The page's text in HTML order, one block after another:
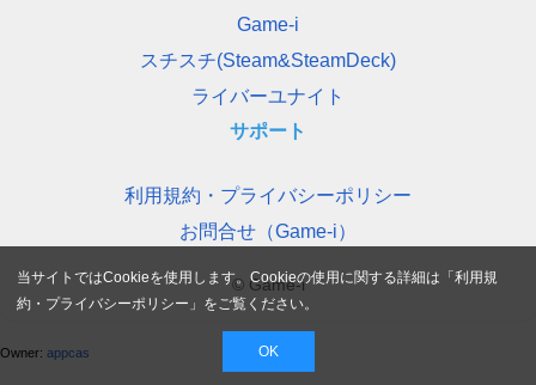
Game-i
スチスチ(Steam&SteamDeck)
ライバーユナイト
サポート
利用規約・プライバシーポリシー
お問合せ（Game-i）
© Game-i
Owner: appcas
当サイトではCookieを使用します。Cookieの使用に関する詳細は「利用規
約・プライバシーポリシー 」をご覧ください。
OK